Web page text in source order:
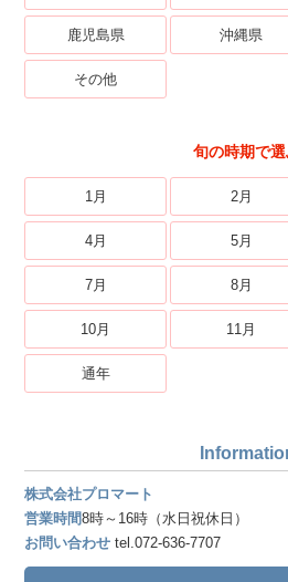
鹿児島県 沖縄県
その他
旬の時期で
1月 2月
4月 5月
7月 8月
10月 11月
通年
株式会社プロマート
営業時間8時～16時（水日祝休日）
お問い合わせ tel.072-636-7707